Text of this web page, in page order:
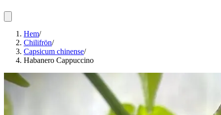
Hem/
Chilifrön/
Capsicum chinense/
Habanero Cappuccino